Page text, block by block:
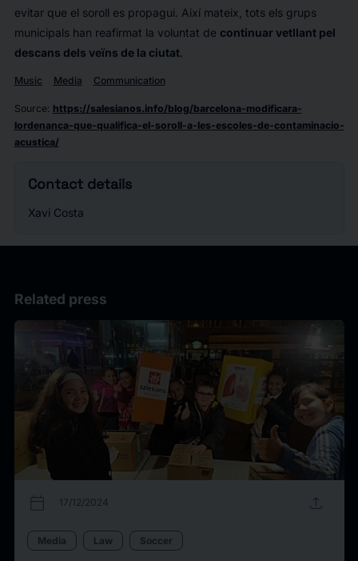
evitar que el soroll es propagui. Així mateix, tots els grups
municipals han reafirmat la voluntat de continuar vetllant pel
descans dels veïns de la ciutat.
Music Media Communication
Source: https://salesianos.info/blog/barcelona-modificara-
lordenanca-que-qualifica-el-soroll-a-les-escoles-de-contaminacio-
acustica/
Contact details
Xavi Costa
Related press
calendar_today 17/12/2024 upload
Media Law Soccer